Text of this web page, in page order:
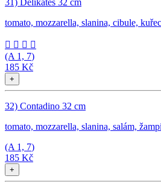
31) Delikates 32 cm
tomato, mozzarella, slanina, cibule,
   
(A 1, 7)
185 Kč
+
32) Contadino 32 cm
tomato, mozzarella, slanina, salám,
(A 1, 7)
185 Kč
+